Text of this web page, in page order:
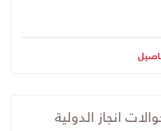
انجاز الدولية